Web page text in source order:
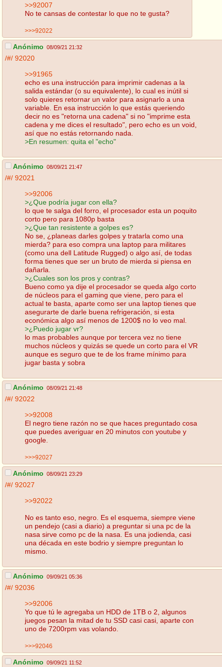
>>92007
No te cansas de contestar lo que no te gusta?
>>>92022
Anónimo 08/09/21 21:32
/#/ 92020
>>91965
echo es una instrucción para imprimir cadenas a la
salida estándar (o su equivalente), lo cual es inútil si
solo quieres retornar un valor para asignarlo a una
variable. En esa instrucción lo que estás queriendo
decir no es "retorna una cadena" si no "imprime esta
cadena y me dices el resultado", pero echo es un void,
así que no estás retornando nada.
>En resumen: quita el "echo"
Anónimo 08/09/21 21:47
/#/ 92021
>>92006
>¿Que podría jugar con ella?
lo que te salga del forro, el procesador esta un poquito
corto pero para 1080p basta
>¿Que tan resistente a golpes es?
No se, ¿planeas darles golpes y tratarla como una
mierda? para eso compra una laptop para militares
(como una dell Latitude Rugged) o algo así, de todas
forma tienes que ser un bruto de mierda si piensa en
dañarla.
>¿Cuales son los pros y contras?
Bueno como ya dije el procesador se queda algo corto
de núcleos para el gaming que viene, pero para el
actual te basta, aparte como ser una laptop tienes que
asegurarte de darle buena refrigeración, si esta
económica algo así menos de 1200$ no lo veo mal.
>¿Puedo jugar vr?
lo mas probables aunque por tercera vez no tiene
muchos núcleos y quizás se quede un corto para el VR
aunque es seguro que te de los frame mínimo para
jugar basta y sobra
Anónimo 08/09/21 21:48
/#/ 92022
>>92008
El negro tiene razón no se que haces preguntado cosa
que puedes averiguar en 20 minutos con youtube y
google.
>>>92027
Anónimo 08/09/21 23:29
/#/ 92027
>>92022
No es tanto eso, negro. Es el esquema, siempre viene
un pendejo (casi a diario) a preguntar si una pc de la
nasa sirve como pc de la nasa. Es una jodienda, casi
una década en este bodrio y siempre preguntan lo
mismo.
Anónimo 09/09/21 05:36
/#/ 92036
>>92006
Yo que tú le agregaba un HDD de 1TB o 2, algunos
juegos pesan la mitad de tu SSD casi casi, aparte con
uno de 7200rpm vas volando.
>>>92046
Anónimo 09/09/21 11:52